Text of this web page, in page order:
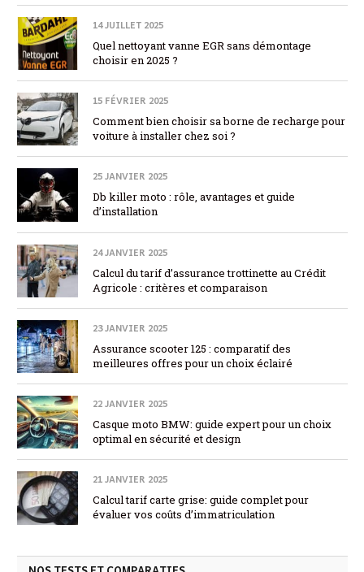
14 JUILLET 2025
Quel nettoyant vanne EGR sans démontage
choisir en 2025 ?
15 FÉVRIER 2025
Comment bien choisir sa borne de recharge pour
voiture à installer chez soi ?
25 JANVIER 2025
Db killer moto : rôle, avantages et guide
d’installation
24 JANVIER 2025
Calcul du tarif d’assurance trottinette au Crédit
Agricole : critères et comparaison
23 JANVIER 2025
Assurance scooter 125 : comparatif des
meilleures offres pour un choix éclairé
22 JANVIER 2025
Casque moto BMW: guide expert pour un choix
optimal en sécurité et design
21 JANVIER 2025
Calcul tarif carte grise: guide complet pour
évaluer vos coûts d’immatriculation